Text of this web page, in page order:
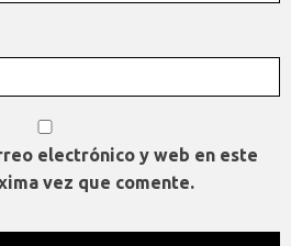
electrónico y web en este
vez que comente.